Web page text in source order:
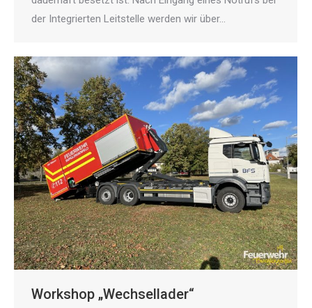
der Integrierten Leitstelle werden wir über…
Workshop „Wechsellader“